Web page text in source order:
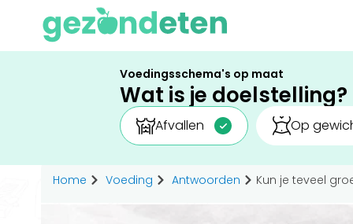
Voedingsschema's op maat
Wat is je doelstelling?
Afvallen Op
Home Voeding Antwoorden Kun je teveel